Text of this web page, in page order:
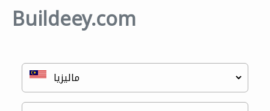
Buildeey.com